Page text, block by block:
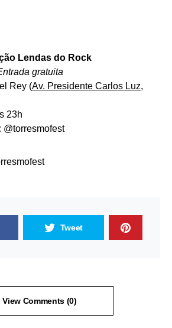
Lendas do Rock
gratuita
Rey (Av. Presidente Carlos Luz,
23h
@torresmofest
Tweet
View Comments (0)